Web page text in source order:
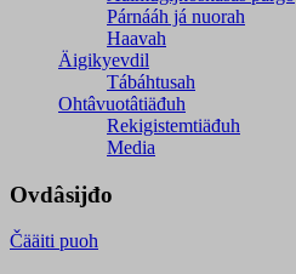
Párnááh já nuorah
Haavah
Äigikyevdil
Tábáhtusah
Ohtâvuotâtiäđuh
Rekigistemtiäđuh
Media
Ovdâsijđo
Čääiti puoh